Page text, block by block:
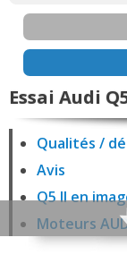
Essai Audi
Qualités /
Avis
Q5 II en
Moteurs